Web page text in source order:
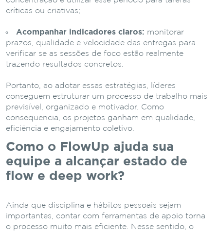
críticas ou criativas;
Acompanhar indicadores claros: monitorar
prazos, qualidade e velocidade das entregas para
verificar se as sessões de foco estão realmente
trazendo resultados concretos.
Portanto, ao adotar essas estratégias, líderes
conseguem estruturar um processo de trabalho mais
previsível, organizado e motivador. Como
consequência, os projetos ganham em qualidade,
eficiência e engajamento coletivo.
Como o FlowUp ajuda sua
equipe a alcançar estado de
flow e deep work?
Ainda que disciplina e hábitos pessoais sejam
importantes, contar com ferramentas de apoio torna
o processo muito mais eficiente. Nesse sentido, o